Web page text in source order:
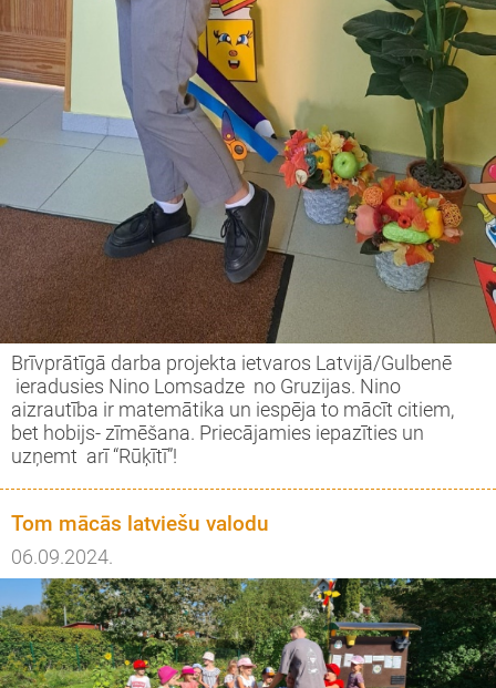
Brīvprātīgā darba projekta ietvaros Latvijā/Gulbenē
ieradusies Nino Lomsadze no Gruzijas. Nino
aizrautība ir matemātika un iespēja to mācīt citiem,
bet hobijs- zīmēšana. Priecājamies iepazīties un
uzņemt arī “Rūķītī”!
Tom mācās latviešu valodu
06.09.2024.